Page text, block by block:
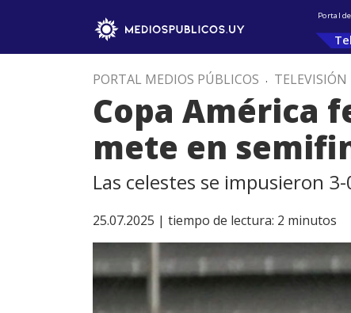
Portal
PORTAL MEDIOS PÚBLICOS . TELEVISIÓN
Copa América
mete en
Las celestes se impusieron
25.07.2025 | tiempo de lectura: 2 minutos